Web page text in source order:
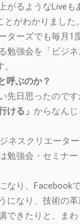
がるようなLiveも
がわかりました。
ターズでも毎月1
勉強会を「ビジ
呼ぶのか？
先日思ったので
ける」 からなん
ネスクリエータ
勉強会・セミナ
なり、Facebook
になり、技術の
できたりと、ま